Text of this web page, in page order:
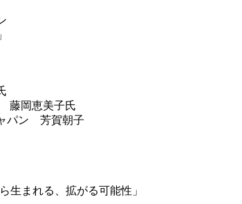
藤岡恵美子氏
パン 芳賀朝子
生まれる、拡がる可能性」